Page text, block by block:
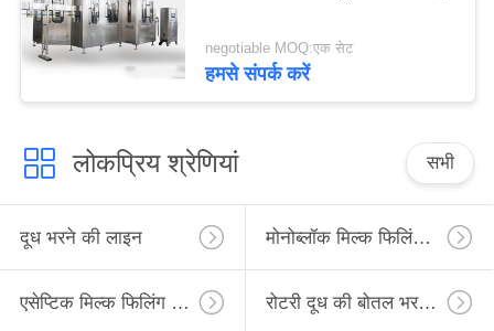
negotiable MOQ:एक सेट
हमसे संपर्क करें
लोकप्रिय श्रेणियां सभी
दूध भरने की लाइन मोनोब्लॉक मिल्क फिलिंग लाइन
एसेप्टिक मिल्क फिलिंग लाइन रोटरी दूध की बोतल भरने की लाइन